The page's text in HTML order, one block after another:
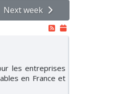
Next week
les entreprises
en France et